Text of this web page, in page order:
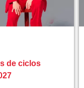
de ciclos